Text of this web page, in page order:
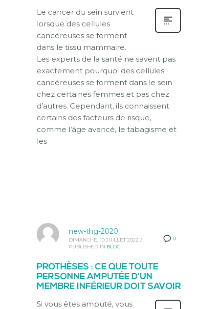
Le cancer du sein survient
lorsque des cellules
cancéreuses se forment
dans le tissu mammaire.
Les experts de la santé ne savent pas
exactement pourquoi des cellules
cancéreuses se forment dans le sein
chez certaines femmes et pas chez
d’autres. Cependant, ils connaissent
certains des facteurs de risque,
comme l’âge avancé, le tabagisme et
les
0
new-thg-2020
DIMANCHE, 10 JUILLET 2022 /
PUBLISHED IN BLOG
PROTHÈSES : CE QUE TOUTE
PERSONNE AMPUTÉE D’UN
MEMBRE INFÉRIEUR DOIT SAVOIR
Si vous êtes amputé, vous